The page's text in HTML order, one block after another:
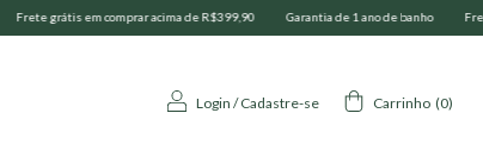
Garantia de 1 ano de banho Frete grátis em comprar acima de R$399,90
Login /Cadastre-se Carrinho (0)